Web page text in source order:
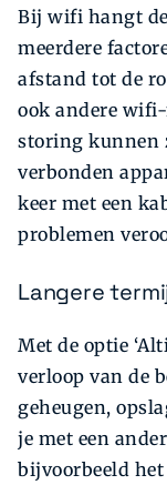
Bij wifi hangt
meerdere
afstand tot de
ook andere
storing kunnen
verbonden
keer met een
problemen
Langere
Met de optie
verloop van de
geheugen,
je met een
bijvoorbeeld